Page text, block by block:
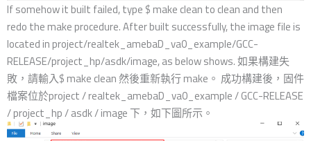
If somehow it built failed, type $ make clean to clean and then
redo the make procedure. After built successfully, the image file is
located in project/realtek_amebaD_va0_example/GCC-
RELEASE/project_hp/asdk/image, as below shows. 如果構建失
敗，請輸入$ make clean 然後重新執行 make。 成功構建後，固件
檔案位於project / realtek_amebaD_va0_example / GCC-RELEASE
/ project_hp / asdk / image 下，如下圖所示。